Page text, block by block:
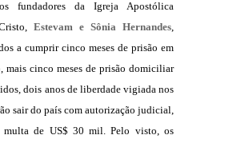
fundadores da Igreja Apostólica
Estevam e Sônia Hernandes,
a cumprir cinco meses de prisão em
mais cinco meses de prisão domiciliar
dois anos de liberdade vigiada nos
sair do país com autorização judicial,
multa de US$ 30 mil. Pelo visto, os